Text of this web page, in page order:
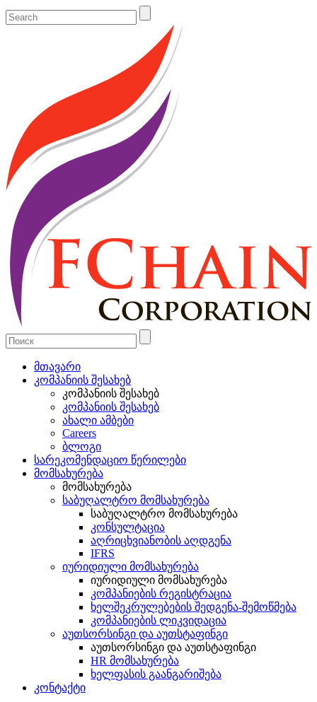
მთავარი
კომპანიის შესახებ
კომპანიის შესახებ
კომპანიის შესახებ
ახალი ამბები
Careers
ბლოგი
სარეკომენდაციო წერილები
მომსახურება
მომსახურება
საბუღალტრო მომსახურება
საბუღალტრო მომსახურება
კონსულტაცია
აღრიცხვიანობის აღდგენა
IFRS
იურიდიული მომსახურება
იურიდიული მომსახურება
კომპანიების რეგისტრაცია
ხელშეკრულებების შედგენა-შემოწმება
კომპანიების ლიკვიდაცია
აუთსორსინგი და აუთსტაფინგი
აუთსორსინგი და აუთსტაფინგი
HR მომსახურება
ხელფასის გაანგარიშება
კონტაქტი